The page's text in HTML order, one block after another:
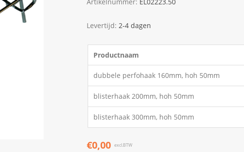
Levertijd: 2-4 dagen
Productnaam
dubbele perfohaak 160mm, hoh 50mm
blisterhaak 200mm, hoh 50mm
blisterhaak 300mm, hoh 50mm
€0,00 excl.BTW